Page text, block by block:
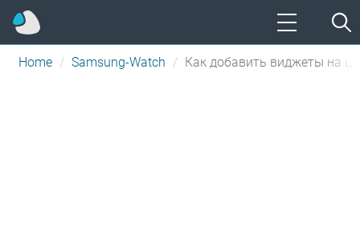
Home Samsung-Watch Как добавить виджеты на